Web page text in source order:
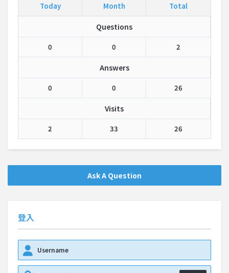
Today Month Total
Questions
0 0 2
Answers
0 0 26
Visits
2 33 26
Ask A Question
登入